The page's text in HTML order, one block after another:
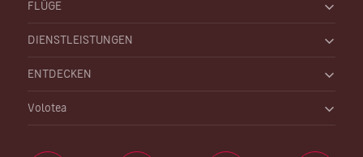
FLÜGE
DIENSTLEISTUNGEN
ENTDECKEN
Volotea